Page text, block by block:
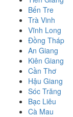
Bến Tre
Trà Vinh
Vĩnh Long
Đồng Tháp
An Giang
Kiên Giang
Cần Thơ
Hậu Giang
Sóc Trăng
Bạc Liêu
Cà Mau